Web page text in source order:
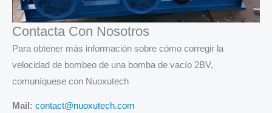
Contacta Con Nosotros
Para obtener más información sobre cómo corregir la
velocidad de bombeo de una bomba de vacío 2BV,
comuníquese con Nuoxutech
Mail: contact@nuoxutech.com